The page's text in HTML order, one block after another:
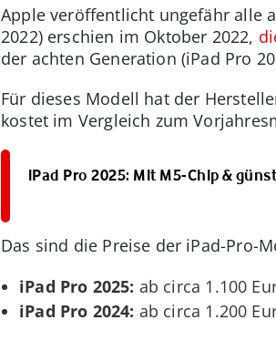
Apple veröffentlicht ungefähr alle
2022) erschien im Oktober 2022,
der achten Generation (iPad Pro
Für dieses Modell hat der
kostet im Vergleich zum
iPad Pro 2025: Mit M5-Chip &
Das sind die Preise der iPad-Pro-
iPad Pro 2025: ab circa 1.100
iPad Pro 2024: ab circa 1.200